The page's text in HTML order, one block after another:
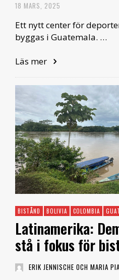
18 MARS, 2025
Ett nytt center för
byggas i Guatemala. …
Läs mer
BISTÅND BOLIVIA COLOMBIA
Latinamerika:
stå i fokus för
ERIK JENNISCHE OCH MARIA